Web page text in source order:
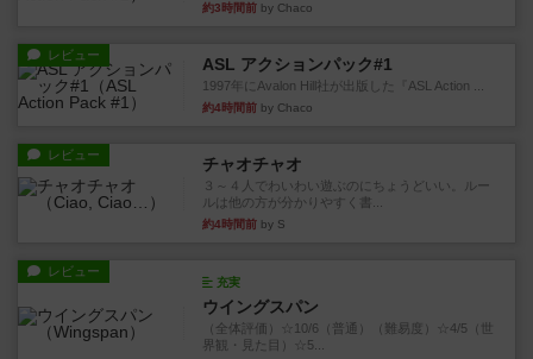
約3時間前 by Chaco
レビュー ASL アクションパック#1
1997年にAvalon Hill社が出版した『ASL Action ...
約4時間前 by Chaco
レビュー チャオチャオ
３～４人でわいわい遊ぶのにちょうどいい。ルー
ルは他の方が分かりやすく書...
約4時間前 by S
レビュー
充実
ウイングスパン
（全体評価）☆10/6（普通）（難易度）☆4/5（世
界観・見た目）☆5...